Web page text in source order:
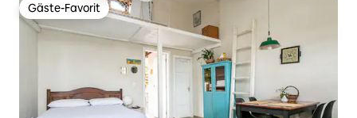
Gäste-Favorit
Gäste-Favorit